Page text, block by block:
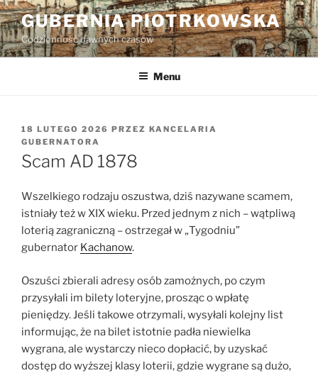
Przejdź
do
treści
GUBERNIA PIOTRKOWSKA
Codzienność dawnych czasów
Menu
OPUBLIKOWANE
W
18 LUTEGO 2026 PRZEZ KANCELARIA
GUBERNATORA
Scam AD 1878
Wszelkiego rodzaju oszustwa, dziś nazywane scamem,
istniały też w XIX wieku. Przed jednym z nich – wątpliwą
loterią zagraniczną – ostrzegał w „Tygodniu”
gubernator Kachanow.
Oszuści zbierali adresy osób zamożnych, po czym
przysyłali im bilety loteryjne, prosząc o wpłatę
pieniędzy. Jeśli takowe otrzymali, wysyłali kolejny list
informując, że na bilet istotnie padła niewielka
wygrana, ale wystarczy nieco dopłacić, by uzyskać
dostęp do wyższej klasy loterii, gdzie wygrane są dużo,